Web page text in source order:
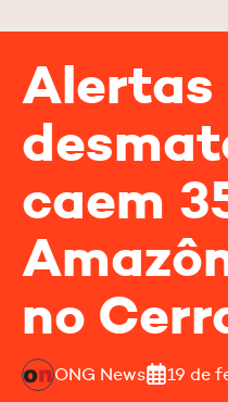
Alertas
caem
no
ONG News 19 de